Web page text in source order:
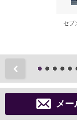
セブ
メー